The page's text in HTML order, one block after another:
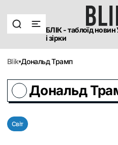
БЛІК - таблоїд новин
і зірки
blik Дональд Трамп
Дональд
Світ